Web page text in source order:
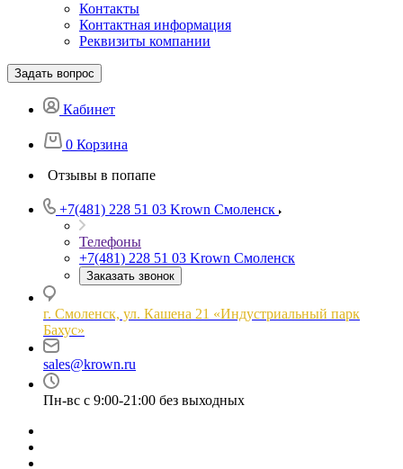
Контакты
Контактная информация
Реквизиты компании
Задать вопрос
Кабинет
0 Корзина
Отзывы в попапе
+7(481) 228 51 03 Krown Смоленск
Телефоны
+7(481) 228 51 03 Krown Смоленск
Заказать звонок
г. Смоленск, ул. Кашена 21 «Индустриальный парк
Бахус»
sales@krown.ru
Пн-вс с 9:00-21:00 без выходных